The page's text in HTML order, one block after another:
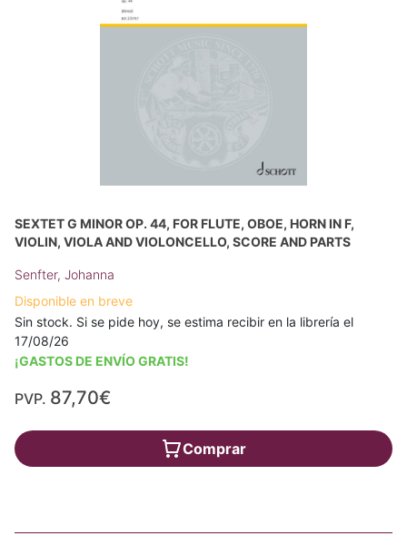
SEXTET G MINOR OP. 44, FOR FLUTE, OBOE, HORN IN F,
VIOLIN, VIOLA AND VIOLONCELLO, SCORE AND PARTS
Senfter, Johanna
Disponible en breve
Sin stock. Si se pide hoy, se estima recibir en la librería el
17/08/26
¡GASTOS DE ENVÍO GRATIS!
PVP. 87,70€
Comprar